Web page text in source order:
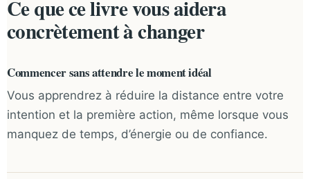
Ce que ce livre vous aidera
concrètement à changer
Commencer sans attendre le moment idéal
Vous apprendrez à réduire la distance entre votre
intention et la première action, même lorsque vous
manquez de temps, d’énergie ou de confiance.